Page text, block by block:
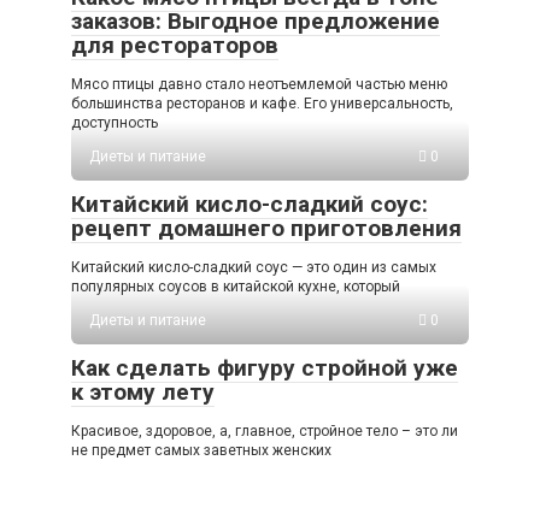
заказов: Выгодное предложение
для рестораторов
Мясо птицы давно стало неотъемлемой частью меню
большинства ресторанов и кафе. Его универсальность,
доступность
Диеты и питание
0
Китайский кисло-сладкий соус:
рецепт домашнего приготовления
Китайский кисло-сладкий соус — это один из самых
популярных соусов в китайской кухне, который
Диеты и питание
0
Как сделать фигуру стройной уже
к этому лету
Красивое, здоровое, а, главное, стройное тело – это ли
не предмет самых заветных женских